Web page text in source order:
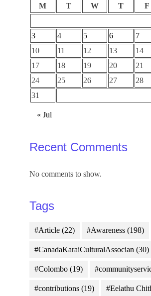
M T W T F
3
4 5 6 7
10
11 12 13 14
17
18 19 20 21
24
25 26 27 28
31
« Jul
Recent Comments
No comments to show.
Tags
#Article(22) #Awareness(198)
#CanadaKaraiCulturalAssocian (30)
#Colombo(19)
#contributions(19) #Eelathu